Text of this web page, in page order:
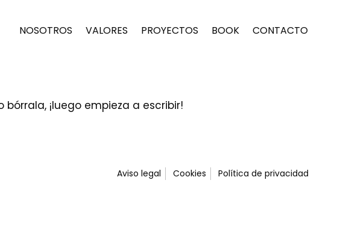
NOSOTROS VALORES PROYECTOS BOOK CONTACTO
¡luego empieza a escribir!
Aviso legal Cookies Política de privacidad